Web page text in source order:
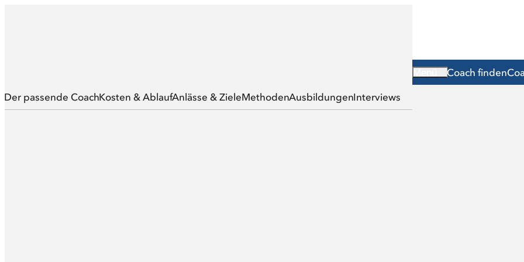
Coach finden
Der passende CoachKosten & AblaufAnlässe & ZieleMethodenAusbildungenInterviews